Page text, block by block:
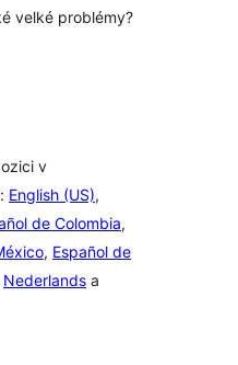
velké problémy?
v
English (US),
de Colombia,
, Español de
Nederlands a